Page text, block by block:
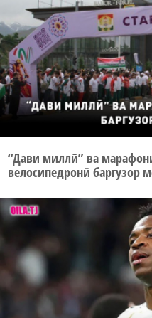
“Дави миллӣ” ва
велосипедронӣ баргузор